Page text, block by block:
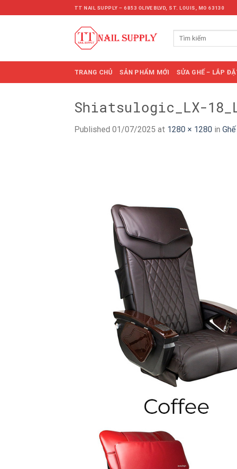
to
TT NAIL SUPPLY – 6853 OLIVE BLVD, ST. LOUIS, MO 63130
Tìm
TRANG CHỦ SẢN PHẨM MỚI SỬA GHẾ – LẮP
Shiatsulogic_LX-
Published 01/07/2025 at 1280 × 1280 in